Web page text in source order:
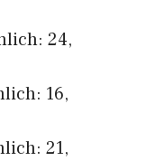
24,
16,
21,